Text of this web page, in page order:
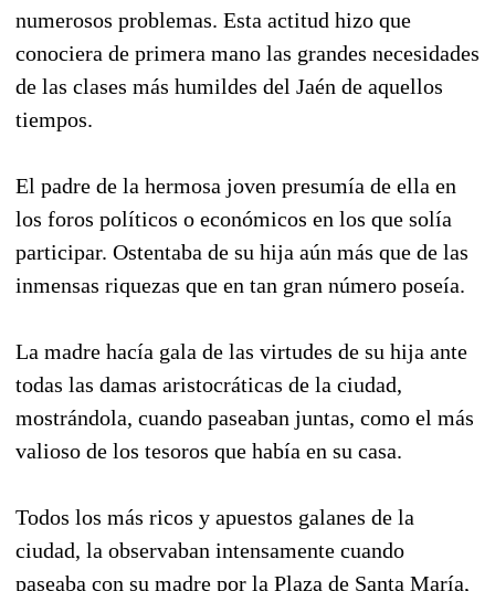
numerosos problemas. Esta actitud hizo que
conociera de primera mano las grandes necesidades
de las clases más humildes del Jaén de aquellos
tiempos.
El padre de la hermosa joven presumía de ella en
los foros políticos o económicos en los que solía
participar. Ostentaba de su hija aún más que de las
inmensas riquezas que en tan gran número poseía.
La madre hacía gala de las virtudes de su hija ante
todas las damas aristocráticas de la ciudad,
mostrándola, cuando paseaban juntas, como el más
valioso de los tesoros que había en su casa.
Todos los más ricos y apuestos galanes de la
ciudad, la observaban intensamente cuando
paseaba con su madre por la Plaza de Santa María,